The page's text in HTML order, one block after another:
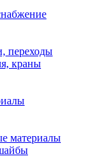
переходы
краны
материалы